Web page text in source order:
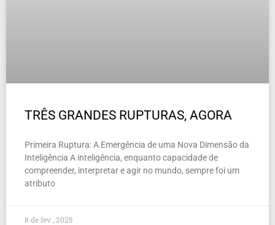
TRÊS GRANDES RUPTURAS, AGORA
Primeira Ruptura: A Emergência de uma Nova Dimensão da
Inteligência A inteligência, enquanto capacidade de
compreender, interpretar e agir no mundo, sempre foi um
atributo
8 de fev , 2025